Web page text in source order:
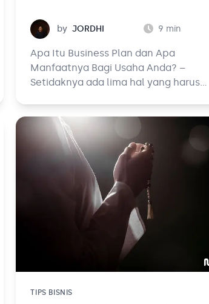
Jordhiby JORDHI 9 min
Apa Itu Business Plan dan Apa
Manfaatnya Bagi Usaha Anda? –
Setidaknya ada lima hal yang harus
terasa manfaatnya dalam jangka
pendek, tapi tanpanya Anda akan
cukup kesulitan untuk memastikan
usaha yang Anda bangun akan
TIPS BISNIS